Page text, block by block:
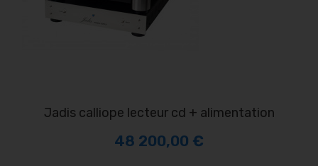
jadis calliope lecteur cd + alimentation
48 200,00 €